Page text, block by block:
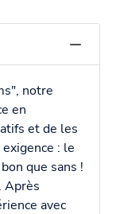
notre
en
et de les
: le
que sans !
Après
avec